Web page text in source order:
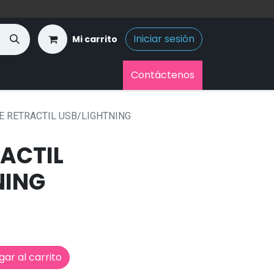
Mi carrito Iniciar sesión
Contáctenos
RETRACTIL USB/LIGHTNING
al carrito